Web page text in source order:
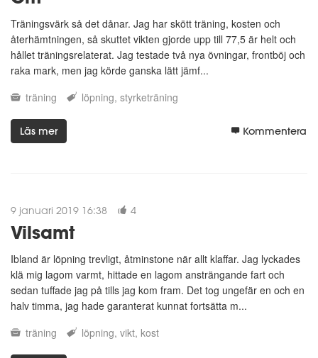
Träningsvärk så det dånar. Jag har skött träning, kosten och
återhämtningen, så skuttet vikten gjorde upp till 77,5 är helt och
hållet träningsrelaterat. Jag testade två nya övningar, frontböj och
raka mark, men jag körde ganska lätt jämf...
träning
löpning styrketräning
Läs mer Kommentera
9 januari 2019 16:38 4
Vilsamt
Ibland är löpning trevligt, åtminstone när allt klaffar. Jag lyckades
klä mig lagom varmt, hittade en lagom ansträngande fart och
sedan tuffade jag på tills jag kom fram. Det tog ungefär en och en
halv timma, jag hade garanterat kunnat fortsätta m...
träning
löpning vikt kost